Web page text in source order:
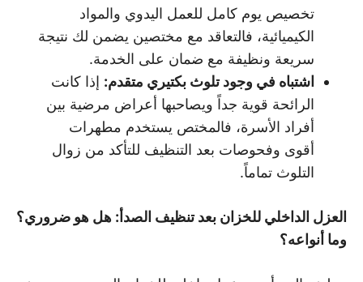
تخصيص يوم كامل للعمل اليدوي والمواد
الكيميائية، فالتعاقد مع مختصين يضمن لك نتيجة
سريعة ونظيفة مع ضمان على الخدمة.
اشتباه في وجود تلوث بكتيري متقدم: إذا كانت
الرائحة قوية جداً ويصاحبها أعراض مرضية بين
أفراد الأسرة، فالمختص يستخدم مطهرات
أقوى وفحوصات بعد التنظيف للتأكد من زوال
التلوث تماماً.
العزل الداخلي للخزان بعد تنظيف الصدأ: هل هو ضروري؟
وما أنواعه؟